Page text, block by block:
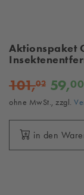
Aktionspaket
101,02 59,00
ohne MwSt., zzgl.
in den